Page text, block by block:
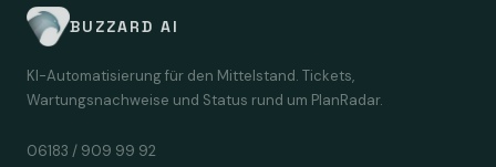
BUZZARD AI
KI-Automatisierung für den Mittelstand. Tickets,
Wartungsnachweise und Status rund um PlanRadar.
06183 / 909 99 92